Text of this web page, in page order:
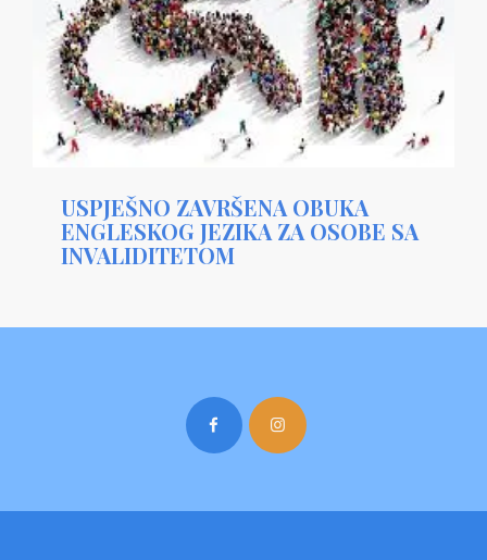
USPJEŠNO ZAVRŠENA OBUKA
ENGLESKOG JEZIKA ZA OSOBE SA
INVALIDITETOM